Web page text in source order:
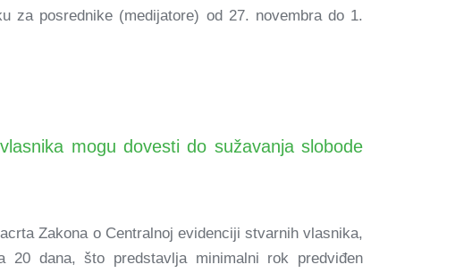
za posrednike (medijatore) od 27. novembra do 1.
mogu dovesti do sužavanja slobode
Zakona o Centralnoj evidenciji stvarnih vlasnika,
dana, što predstavlja minimalni rok predviđen